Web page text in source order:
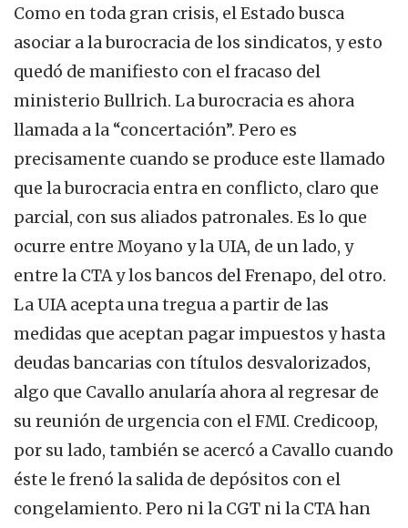
Como en toda gran crisis, el Estado busca
asociar a la burocracia de los sindicatos, y esto
quedó de manifiesto con el fracaso del
ministerio Bullrich. La burocracia es ahora
llamada a la “concertación”. Pero es
precisamente cuando se produce este llamado
que la burocracia entra en conflicto, claro que
parcial, con sus aliados patronales. Es lo que
ocurre entre Moyano y la UIA, de un lado, y
entre la CTA y los bancos del Frenapo, del otro.
La UIA acepta una tregua a partir de las
medidas que aceptan pagar impuestos y hasta
deudas bancarias con títulos desvalorizados,
algo que Cavallo anularía ahora al regresar de
su reunión de urgencia con el FMI. Credicoop,
por su lado, también se acercó a Cavallo cuando
éste le frenó la salida de depósitos con el
congelamiento. Pero ni la CGT ni la CTA han